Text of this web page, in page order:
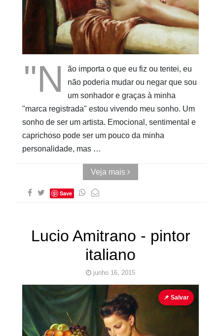
Cubo ao
Quadrado
"N
ão importa o que eu fiz ou tentei, eu
não poderia mudar ou negar que sou
um sonhador e graças à minha
"marca registrada" estou vivendo meu sonho. Um
sonho de ser um artista. Emocional, sentimental e
caprichoso pode ser um pouco da minha
personalidade, mas …
Veja mais
Save
Lucio Amitrano - pintor
italiano
junho 16, 2015
Italiano Lucio Amitrano Pinturas Erotismo📌 Salvar